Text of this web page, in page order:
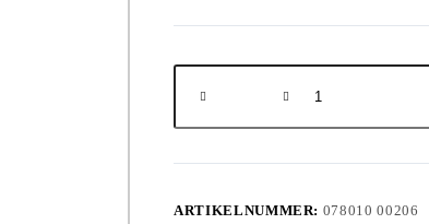
Kreditkartenetui
SafeBox,
Menge
ARTIKELNUMMER: 078010 00206